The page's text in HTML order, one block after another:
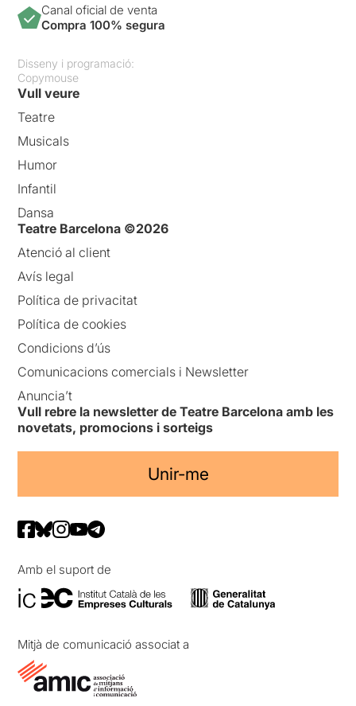
Canal oficial de venta
Compra 100% segura
Disseny i programació:
Copymouse
Vull veure
Teatre
Musicals
Humor
Infantil
Dansa
Teatre Barcelona ©2026
Atenció al client
Avís legal
Política de privacitat
Política de cookies
Condicions d’ús
Comunicacions comercials i Newsletter
Anuncia’t
Vull rebre la newsletter de Teatre Barcelona amb les
novetats, promocions i sorteigs
Unir-me
Amb el suport de
Mitjà de comunicació associat a